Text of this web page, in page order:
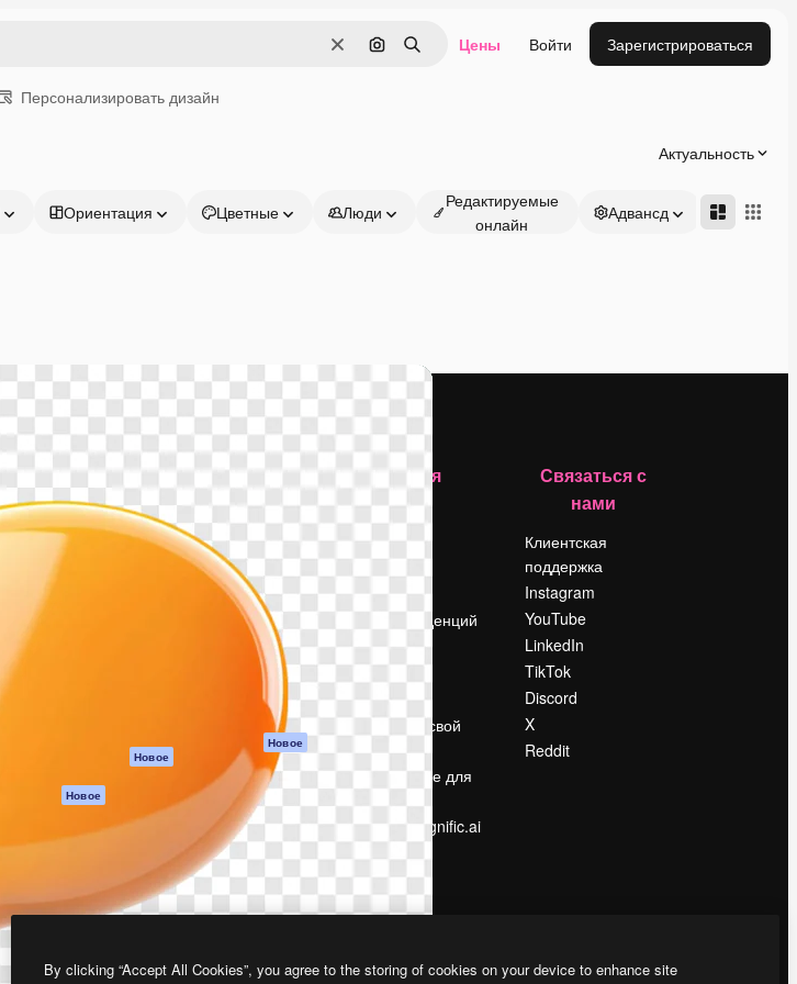
ОчиститьПоиск по изображению
Поиск Цены Войти Зарегистрироваться
Персонализировать дизайн
Актуальность
Ориентация Цветные Люди
Редактируемые
онлайн
Адвансд
Продукция
Spaces
ИИ-помощник
Генератор
изображений ИИ
Генератор видео
ИИ
Генератор голоса
Новое
Новое
Мобильное
Все инструменты
Magnific
Начать
Документация по
Пакету ИИ
Служба
поддержки
Условия и
положения
конфиденциальности
Оригиналы
Новое
Политика файлов
cookie
Центр доверия
Партнеры
Предприятие
Компания
О нас
Вакансии
Поиск тенденций
Блог
Slidesgo
Продайте свой
контент
Помещение для
Ищете magnific.ai
Связаться с
нами
Клиентская
поддержка
Instagram
YouTube
LinkedIn
TikTok
Discord
X
Reddit
By clicking “Accept All Cookies”, you agree to the storing of cookies on your device to enhance site